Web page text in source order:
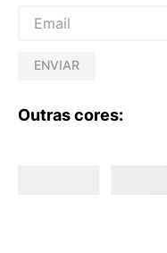
ENVIAR
Outras cores: